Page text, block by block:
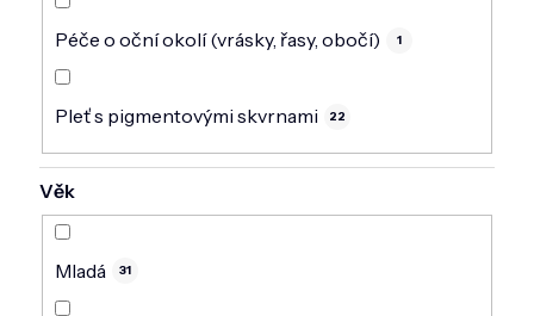
Péče o oční okolí (vrásky, řasy, obočí) 1
Pleť s pigmentovými skvrnami 22
Věk
Mladá 31